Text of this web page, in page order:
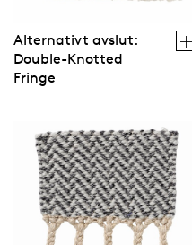
Alternativt avslut:
Double-Knotted
Fringe